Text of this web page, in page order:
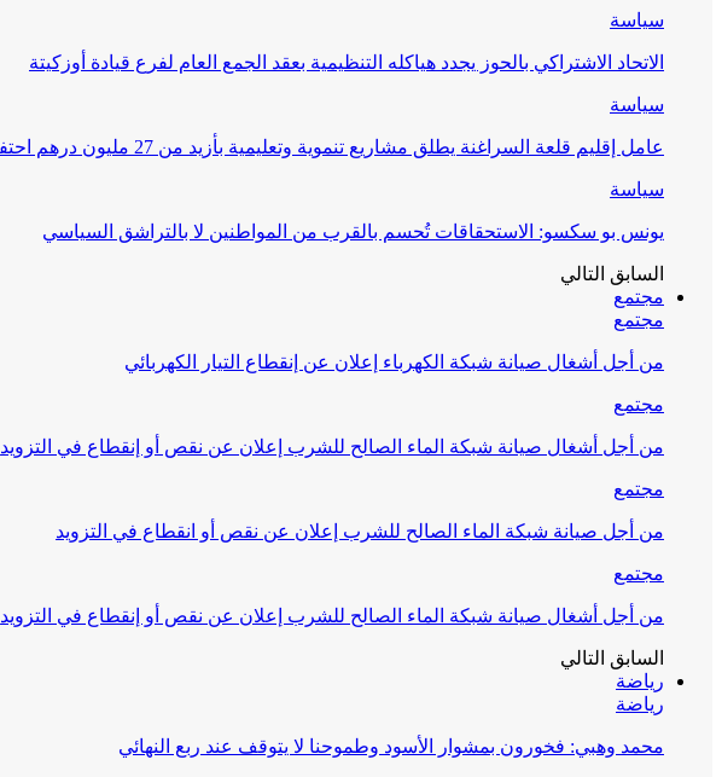
سياسة
الاتحاد الاشتراكي بالحوز يجدد هياكله التنظيمية بعقد الجمع العام لفرع قيادة أوزكيتة
سياسة
عامل إقليم قلعة السراغنة يطلق مشاريع تنموية وتعليمية بأزيد من 27 مليون درهم احتفاءً…
سياسة
يونس بو سكسو: الاستحقاقات تُحسم بالقرب من المواطنين لا بالتراشق السياسي
السابق التالي
مجتمع
مجتمع
من أجل أشغال صيانة شبكة الكهرباء إعلان عن إنقطاع التيار الكهربائي
مجتمع
من أجل أشغال صيانة شبكة الماء الصالح للشرب إعلان عن نقص أو إنقطاع في التزويد
مجتمع
من أجل صيانة شبكة الماء الصالح للشرب إعلان عن نقص أو انقطاع في التزويد
مجتمع
من أجل أشغال صيانة شبكة الماء الصالح للشرب إعلان عن نقص أو إنقطاع في التزويد
السابق التالي
رياضة
رياضة
محمد وهبي: فخورون بمشوار الأسود وطموحنا لا يتوقف عند ربع النهائي